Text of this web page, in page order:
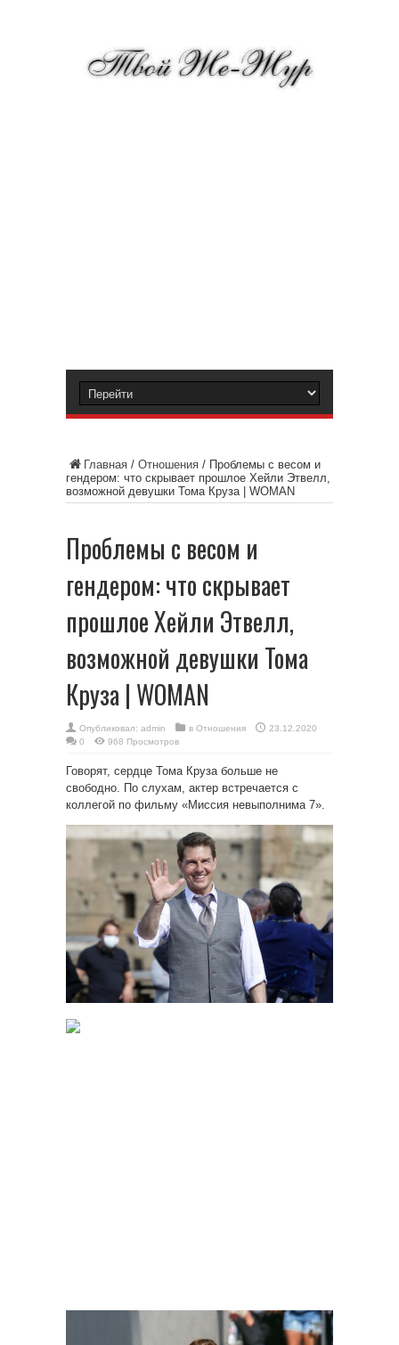
Главная / Отношения / Проблемы с весом и
гендером: что скрывает прошлое Хейли Этвелл,
возможной девушки Тома Круза | WOMAN
Проблемы с весом и
гендером: что скрывает
прошлое Хейли Этвелл,
возможной девушки Тома
Круза | WOMAN
Опубликовал: admin в Отношения
23.12.2020
0
968 Просмотров
Говорят, сердце Тома Круза больше не
свободно. По слухам, актер встречается с
коллегой по фильму «Миссия невыполнима 7».